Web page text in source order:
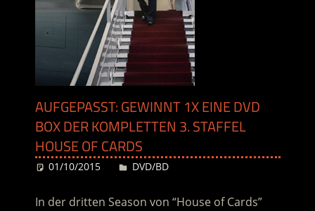
AUFGEPASST: GEWINNT 1X EINE DVD
BOX DER KOMPLETTEN 3. STAFFEL
HOUSE OF CARDS
01/10/2015 Desiree
DVD/BD
In der dritten Season von “House of Cards”